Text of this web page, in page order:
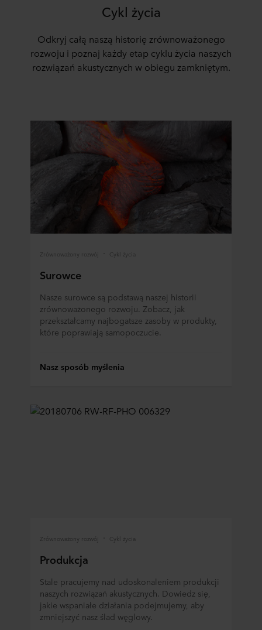
Cykl życia
Odkryj całą naszą historię zrównoważonego
rozwoju i poznaj każdy etap cyklu życia naszych
rozwiązań akustycznych w obiegu zamkniętym.
Zrównoważony rozwój Cykl życia
Surowce
Nasze surowce są podstawą naszej historii
zrównoważonego rozwoju. Zobacz, jak
przekształcamy najbogatsze zasoby w produkty,
które poprawiają samopoczucie.
Nasz sposób myślenia
Zrównoważony rozwój Cykl życia
Produkcja
Stale pracujemy nad udoskonaleniem produkcji
naszych rozwiązań akustycznych. Dowiedz się,
jakie wspaniałe działania podejmujemy, aby
zmniejszyć nasz ślad węglowy.